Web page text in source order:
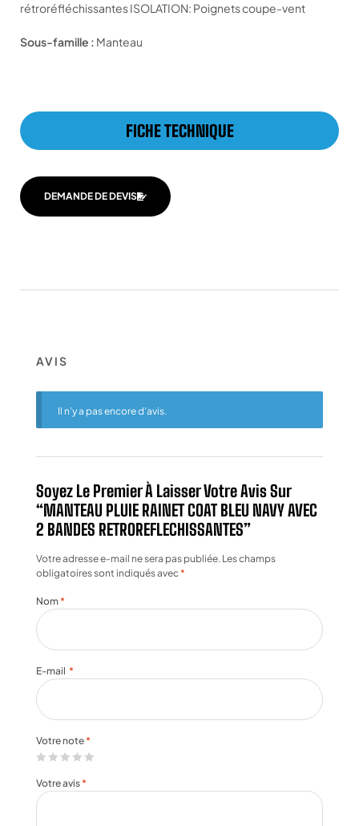
rétroréfléchissantes ISOLATION: Poignets coupe-vent
Sous-famille : Manteau
FICHE TECHNIQUE
DEMANDE DE DEVIS
AVIS
Il n’y a pas encore d’avis.
Soyez Le Premier À Laisser Votre Avis Sur
“MANTEAU PLUIE RAINET COAT BLEU NAVY AVEC
2 BANDES RETROREFLECHISSANTES”
Votre adresse e-mail ne sera pas publiée. Les champs
obligatoires sont indiqués avec*
Votre note *
Votre avis *
Nom *
E-mail *